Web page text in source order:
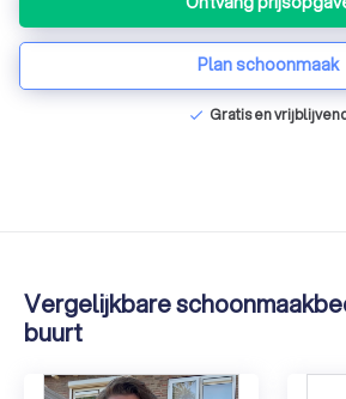
Plan schoonmaak
check Gratis en
Vergelijkbare
buurt